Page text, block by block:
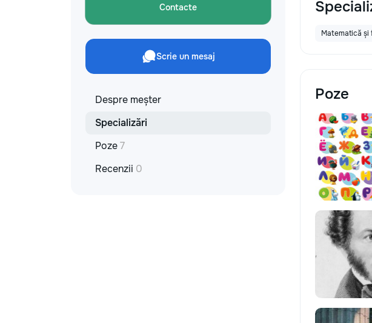
Contacte
Scrie un mesaj
Despre meșter
Specializări
Poze7
Recenzii 0
Matematică și
Poze